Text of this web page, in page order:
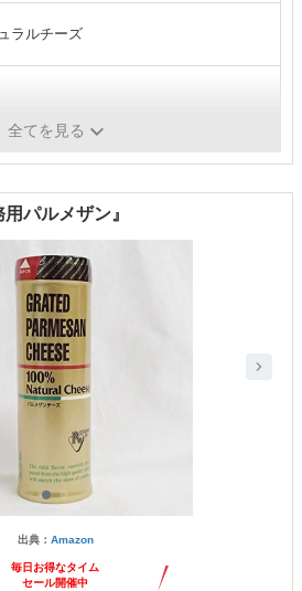
ラルチーズ
ュラルチーズ（国内製造）、セルロース
全てを見る
パルメザン』
出典： Amazon
毎日お得なタイム
セール開催中